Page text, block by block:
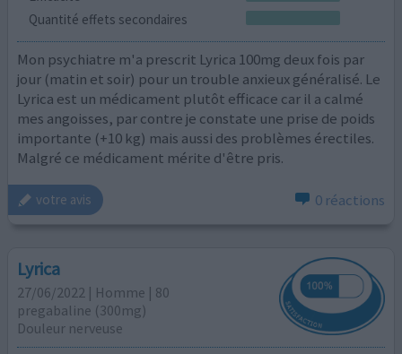
Quantité effets secondaires
Mon psychiatre m'a prescrit Lyrica 100mg deux fois par
jour (matin et soir) pour un trouble anxieux généralisé. Le
Lyrica est un médicament plutôt efficace car il a calmé
mes angoisses, par contre je constate une prise de poids
importante (+10 kg) mais aussi des problèmes érectiles.
Malgré ce médicament mérite d'être pris.
votre avis 0 réactions
Lyrica
27/06/2022 | Homme | 80
pregabaline (300mg)
Douleur nerveuse